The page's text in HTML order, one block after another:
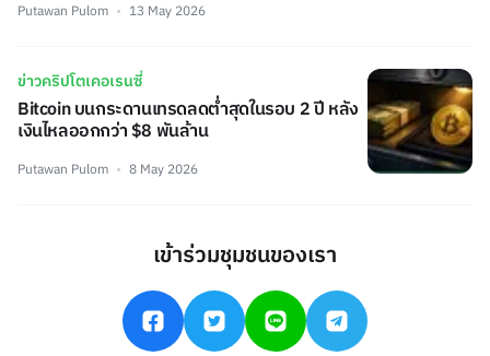
Putawan Pulom 13 May 2026
ข่าวคริปโตเคอเรนซี่
Bitcoin บนกระดานเทรดลดต่ำสุดในรอบ 2 ปี หลัง
เงินไหลออกกว่า $8 พันล้าน
Putawan Pulom 8 May 2026
เข้าร่วมชุมชนของเรา